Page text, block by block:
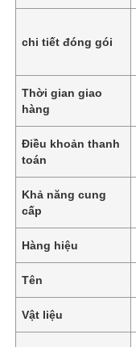
chi tiết đóng gói
Thời gian giao
hàng
Điều khoản thanh
toán
Khả năng cung
cấp
Hàng hiệu
Tên
Vật liệu